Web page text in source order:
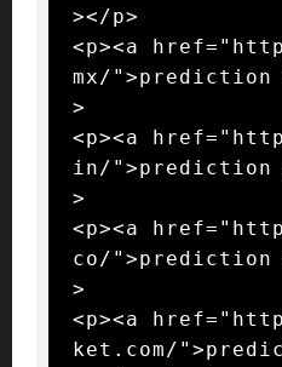
></p>
<p><a
mx/">prediction
>
<p><a
in/">prediction
>
<p><a
co/">prediction
>
<p><a
ket.com/